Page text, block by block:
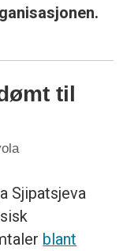
til
Sjipatsjeva
blant